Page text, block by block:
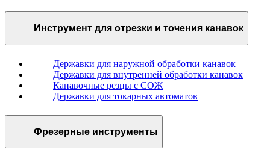
Инструмент для отрезки и точения канавок
Державки для наружной обработки канавок
Державки для внутренней обработки канавок
Канавочные резцы с СОЖ
Державки для токарных автоматов
Фрезерные инструменты